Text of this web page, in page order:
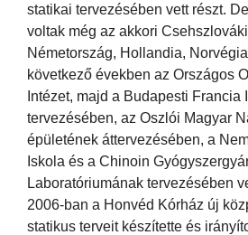
statikai tervezésében vett részt.
voltak még az akkori
Németország, Hollandia,
következő években az Országos
Intézet, majd a Budapesti Francia
tervezésében, az Oszlói Magyar
épületének áttervezésében, a
Iskola és a Chinoin
Laboratóriumának tervezésében
2006-ban a Honvéd Kórház új
statikus terveit készítette és